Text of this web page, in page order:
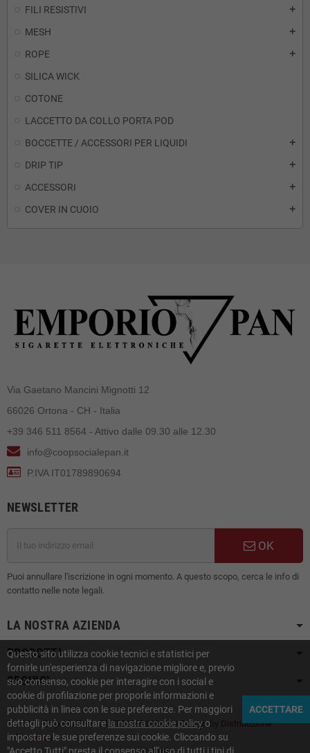
FILI RESISTIVI
add
MESH add
ROPE add
SILICA WICK
COTONE
LACCETTO DA COLLO PORTA POD
BOCCETTE / ACCESSORI PER LIQUIDI
add
DRIP TIP add
ACCESSORI add
COVER IN CUOIO add
Via Gaetano Mancini Mignotti 12
66026 Ortona - CH - Italia
+39 346 511 8564 - Attivo dalle 09.30 alle 12.30
info@coopsocialepan.it
P.IVA IT01789890694
NEWSLETTER
OK
Puoi annullare l'iscrizione in ogni momento. A questo scopo, cerca le info di
contatto nelle note legali.
LA NOSTRA AZIENDA
PRODOTTI
SEGUICI
© 2021 - Emporio Pan- P.I. IT01789890694 | Design by
Distribuzione
Informatica
Questo sito utilizza cookie tecnici e statistici per
fornirle un'esperienza di navigazione migliore e, previo
suo consenso, cookie per interagire con i social e
cookie di profilazione per proporle informazioni e
pubblicità in linea con le sue preferenze. Per maggiori
dettagli può consultare la nostra cookie policy o
impostare le sue preferenze sui cookie. Cliccando su
ACCETTARE